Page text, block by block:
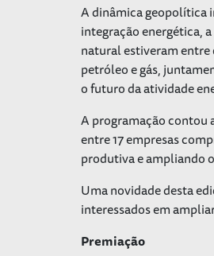
A dinâmica geopolítica
integração energética,
natural estiveram entre
petróleo e gás,
o futuro da atividade
A programação contou
entre 17 empresas
produtiva e ampliando
Uma novidade desta
interessados em
Premiação